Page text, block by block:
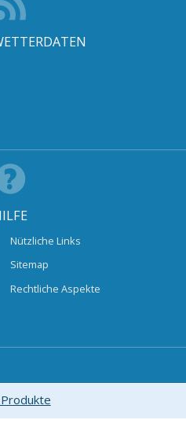
Nützliche Links
Sitemap
Rechtliche Aspekte